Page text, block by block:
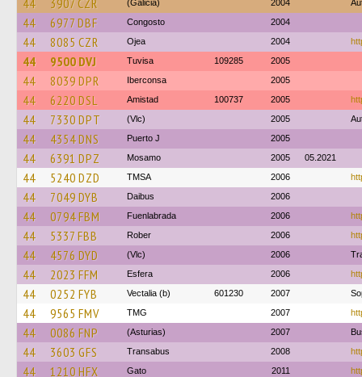
44 3907 CZR (Galicia) 2004
44 6977 DBF Congosto 2004
44 8085 CZR Ojea 2004
44 9500 DVJ Tuvisa 109285 2005
44 8039 DPR Iberconsa 2005
44 6220 DSL Amistad 100737 2005
44 7330 DPT (Vlc) 2005
44 4354 DNS Puerto J 2005
44 6391 DPZ Mosamo 2005 05.2021
44 5240 DZD TMSA 2006
44 7049 DYB Daibus 2006
44 0794 FBM Fuenlabrada 2006
44 5337 FBB Rober 2006
44 4576 DYD (Vlc) 2006
44 2023 FFM Esfera 2006
44 0252 FYB Vectalia (b) 601230 2007
44 9565 FMV TMG 2007
44 0086 FNP (Asturias) 2007
44 3603 GFS Transabus 2008
44 1210 HFX Gato 2011